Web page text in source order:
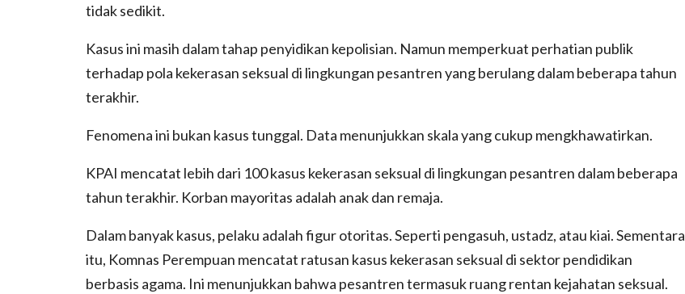
tidak sedikit.
Kasus ini masih dalam tahap penyidikan kepolisian. Namun memperkuat perhatian publik
terhadap pola kekerasan seksual di lingkungan pesantren yang berulang dalam beberapa tahun
terakhir.
Fenomena ini bukan kasus tunggal. Data menunjukkan skala yang cukup mengkhawatirkan.
KPAI mencatat lebih dari 100 kasus kekerasan seksual di lingkungan pesantren dalam beberapa
tahun terakhir. Korban mayoritas adalah anak dan remaja.
Dalam banyak kasus, pelaku adalah figur otoritas. Seperti pengasuh, ustadz, atau kiai. Sementara
itu, Komnas Perempuan mencatat ratusan kasus kekerasan seksual di sektor pendidikan
berbasis agama. Ini menunjukkan bahwa pesantren termasuk ruang rentan kejahatan seksual.